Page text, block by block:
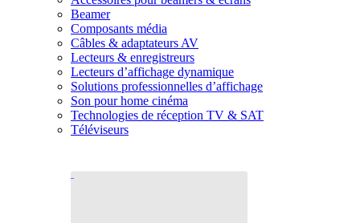
Beamer
Composants média
Câbles & adaptateurs AV
Lecteurs & enregistreurs
Lecteurs d’affichage dynamique
Solutions professionnelles d’affichage
Son pour home cinéma
Technologies de réception TV & SAT
Téléviseurs